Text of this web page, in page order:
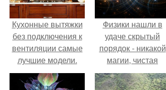
Кухонные вытяжки
без подключения к
вентиляции самые
лучшие модели.
Популярные
производители
Физики нашли в
удаче скрытый
порядок - никакой
магии, чистая
квантовая
механика.